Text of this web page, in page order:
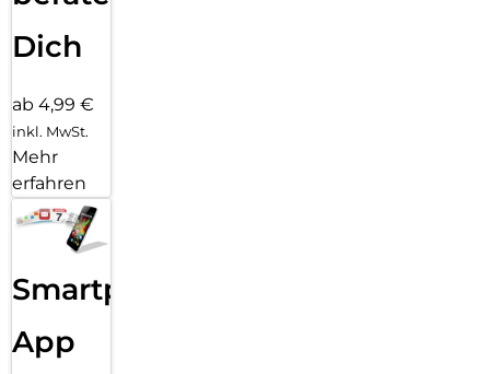
Dich
ab 4,99 €
inkl. MwSt.
Mehr
erfahren
Smartphone
App